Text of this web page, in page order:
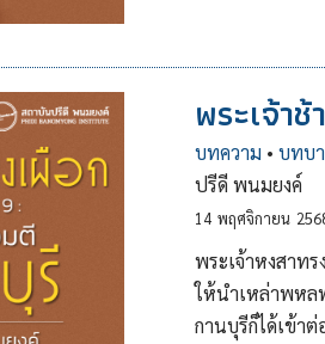
พระเจ้า
บทความ • บทบ
ปรีดี พนมยงค์
14 พฤศจิกายน
พระเจ้าหงสาท
ให้นำเหล่าพหล
กานบุรีก็ได้เข้า